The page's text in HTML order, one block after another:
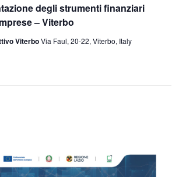
degli strumenti finanziari
– Viterbo
ViterboVia Faul, 20-22, Viterbo, Italy